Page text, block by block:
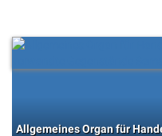
Allgemeines Organ für